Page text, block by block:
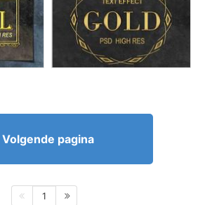
Volgende pagina
1